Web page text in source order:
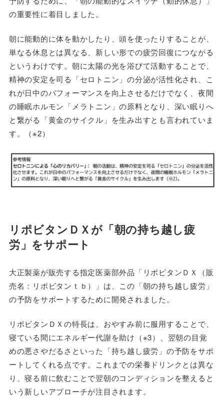
の重要性に着目しました。
朝に能動的に体を動かしたり、頭を使ったりすることが、
単なる休息とは異なる、新しい形での疲労回復につながる
というわけです。朝に太陽の光を浴びて活動することで、
精神の安定を司る「セロトニン」の分泌が活性化され、こ
れが日中のパフォーマンスを向上させるだけでなく、夜間
の睡眠ホルモン「メラトニン」の原料となり、深い眠りへ
と繋がる「黄金のサイクル」を生み出すとも言われていま
す。（※2）
リポビタンＤＸが「朝の持ち越し疲
労」をサポート
大正製薬が販売する指定医薬部外品「リポビタンＤＸ（販
売名：リポビタンｔｂ）」は、この「朝の持ち越し疲労」
の予防をサポートするために開発されました。
リポビタンＤＸの特長は、おやすみ前に服用することで、
寝ている間にエネルギー代謝を助け（※3）、翌朝の目覚
めの悪さやだるさといった「持ち越し疲労」の予防をサポ
ートしてくれる点です。これまでの栄養ドリンクとは異な
り、寝る前に飲むことで翌朝のコンディションを整えると
いう新しいアプローチが注目されます。